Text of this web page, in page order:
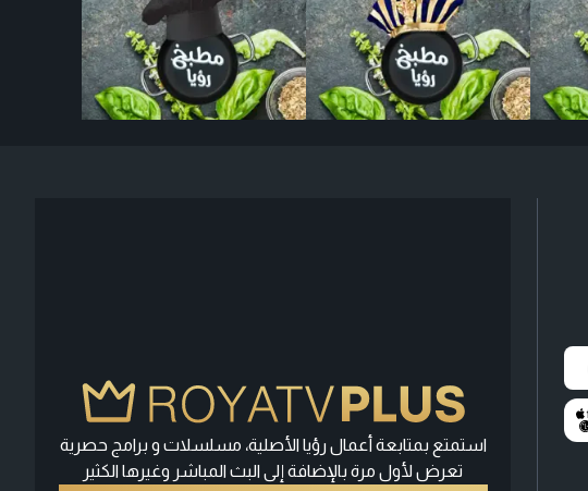
استمتع بمتابعة أعمال رؤيا الأصلية، مسلسلات و برامج حصرية
تعرض لأول مرة بالإضافة إلى البث المباشر وغيرها الكثير